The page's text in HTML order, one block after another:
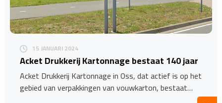
15 JANUARI 2024
Acket Drukkerij Kartonnage bestaat 140 jaar
Acket Drukkerij Kartonnage in Oss, dat actief is op het
gebied van verpakkingen van vouwkarton, bestaat…